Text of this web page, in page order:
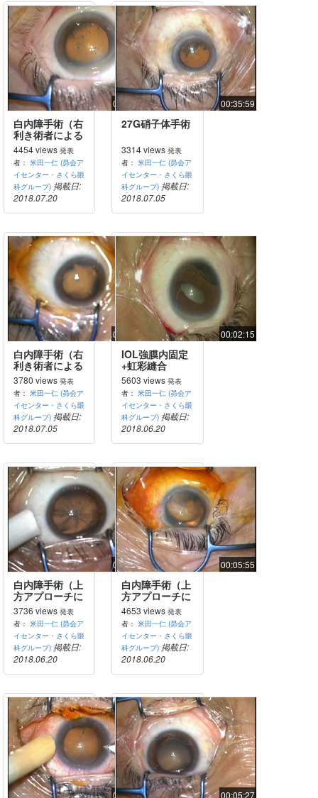
00:05:29
白内障手術（右
利き術者による
左手のUS操
作）
4454 views 発表
者： 米田一仁 (昴会ア
イセンター・さくら眼
科グループ) 掲載日:
2018.07.20
00:35:59
27G硝子体手術
3314 views 発表
者：米田一仁 (昴会ア
イセンター・さくら眼
科グループ) 掲載日:
2018.07.05
00:04:52
白内障手術（右
利き術者による
左手でのUS操
作）
3780 views 発表
者： 米田一仁 (昴会ア
イセンター・さくら眼
科グループ) 掲載日:
2018.07.05
00:02:15
IOL強膜内固定
+虹彩縫合
5603 views 発表
者：米田一仁 (昴会ア
イセンター・さくら眼
科グループ) 掲載日:
2018.06.20
00:04:38
白内障手術（上
方アプローチに
よる耳側角膜切
開）
3736 views 発表
者： 米田一仁 (昴会ア
イセンター・さくら眼
科グループ) 掲載日:
2018.06.20
00:05:55
白内障手術（上
方アプローチに
よる耳側角膜切
開）
4653 views 発表
者：米田一仁 (昴会ア
イセンター・さくら眼
科グループ) 掲載日:
2018.06.20
00:06:07 00:05:27